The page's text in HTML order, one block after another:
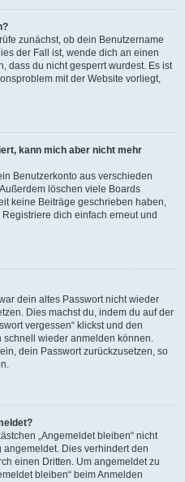
zunächst, ob dein Benutzername
der Fall ist, wende dich an einen
dass du nicht gesperrt wurdest. Es ist
mit der Website vorliegt,
kann mich aber nicht mehr
Benutzerkonto aus verschieden
löschen viele Boards
keine Beiträge geschrieben haben,
dich einfach erneut und
dein altes Passwort nicht wieder
Dies machst du, indem du auf der
vergessen“ klickst und den
schnell wieder anmelden können.
dein Passwort zurückzusetzen, so
„Angemeldet bleiben“ nicht
Dies verhindert den
einen Dritten. Um angemeldet zu
bleiben“ beim Anmelden